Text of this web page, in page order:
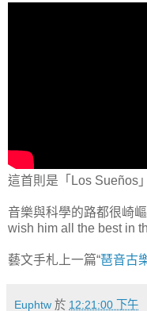
這首則是「Los Sueños
音樂與科學的路都很崎
wish him all the best in
藝文手札上一篇“琶音古
Euphtw 於 12:21:00 下午